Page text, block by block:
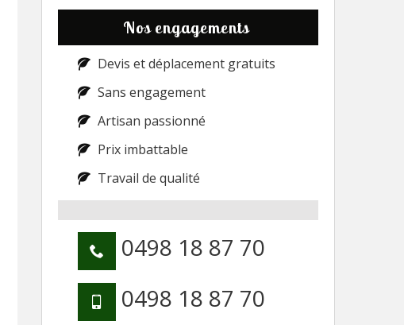
Nos engagements
Devis et déplacement gratuits
Sans engagement
Artisan passionné
Prix imbattable
Travail de qualité
0498 18 87 70
0498 18 87 70